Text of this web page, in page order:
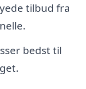
tilbud fra
bedst til